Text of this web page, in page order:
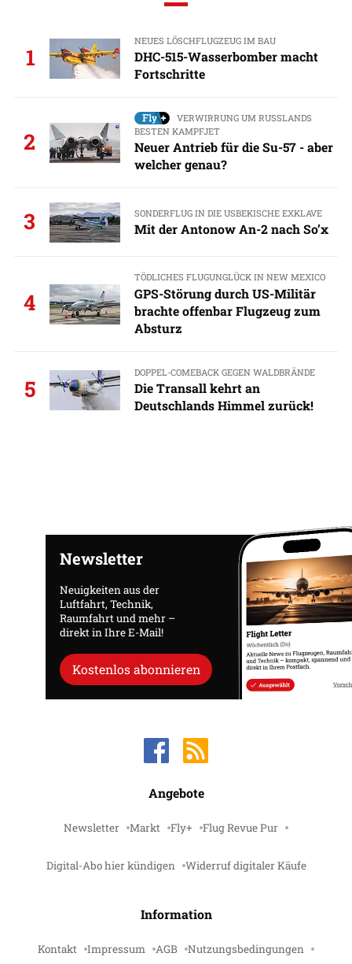
1
NEUES LÖSCHFLUGZEUG IM BAU
DHC-515-Wasserbomber macht
Fortschritte
2
VERWIRRUNG UM RUSSLANDS
BESTEN KAMPFJET
Neuer Antrieb für die Su-57 - aber
welcher genau?
3 SONDERFLUG IN DIE USBEKISCHE EXKLAVE
Mit der Antonow An-2 nach So’x
4
TÖDLICHES FLUGUNGLÜCK IN NEW MEXICO
GPS-Störung durch US-Militär
brachte offenbar Flugzeug zum
Absturz
5
DOPPEL-COMEBACK GEGEN WALDBRÄNDE
Die Transall kehrt an
Deutschlands Himmel zurück!
Newsletter
Neuigkeiten aus der
Luftfahrt, Technik,
Raumfahrt und mehr –
direkt in Ihre E-Mail!
Kostenlos abonnieren
Angebote
Newsletter Markt Fly+ Flug Revue Pur
Digital-Abo hier kündigen Widerruf digitaler Käufe
Information
Kontakt Impressum AGB Nutzungsbedingungen